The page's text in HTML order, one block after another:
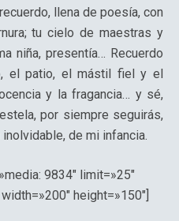
llena de poesía, con
tu cielo de maestras y
niña, presentía… Recuerdo
el patio, el mástil fiel y el
y la fragancia… y sé,
por siempre seguirás,
de mi infancia.
9834″ limit=»25″
height=»150″]